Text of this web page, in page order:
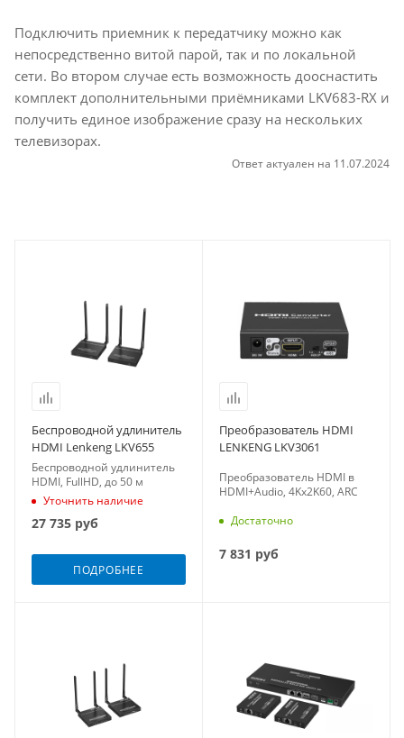
Подключить приемник к передатчику можно как
непосредственно витой парой, так и по локальной
сети. Во втором случае есть возможность дооснастить
комплект дополнительными приёмниками LKV683-RX и
получить единое изображение сразу на нескольких
телевизорах.
Ответ актуален на 11.07.2024
Беспроводной удлинитель
HDMI Lenkeng LKV655
Беспроводной удлинитель
HDMI, FullHD, до 50 м
Уточнить наличие
27 735 руб
ПОДРОБНЕЕ
Преобразователь HDMI
LENKENG LKV3061
Преобразователь HDMI в
HDMI+Audio, 4Kx2K60, ARC
Достаточно
7 831 руб